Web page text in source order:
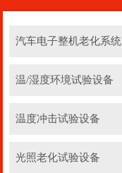
汽车电子整机老化系统
温/湿度环境试验设备
温度冲击试验设备
光照老化试验设备